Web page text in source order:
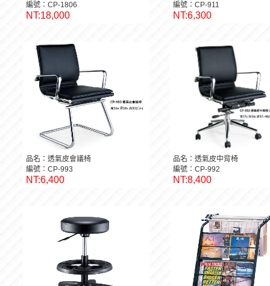
編號：CP-1806
NT:18,000
編號：CP-911
NT:6,300
品名：透氣皮會議椅
編號：CP-993
NT:6,400
品名：透氣皮中背椅
編號：CP-992
NT:8,400